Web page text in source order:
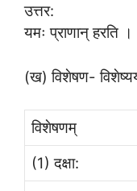
उत्तर:
यमः प्राणान् हरति ।
(ख) विशेषण-
विशेषणम्
(1) दक्षा: